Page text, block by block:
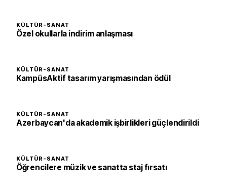
KÜLTÜR-SANAT
Özel okullarla indirim anlaşması
KÜLTÜR-SANAT
KampüsAktif tasarım yarışmasından ödül
KÜLTÜR-SANAT
Azerbaycan'da akademik işbirlikleri güçlendirildi
KÜLTÜR-SANAT
Öğrencilere müzik ve sanatta staj fırsatı